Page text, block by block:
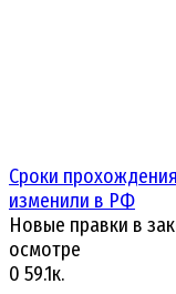
Сроки
изменили в РФ
Новые правки в
осмотре
0 59.1к.